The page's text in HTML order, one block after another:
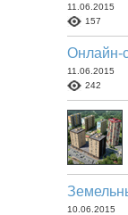
11.06.2015
157
Онлайн-
11.06.2015
242
10.06.2015